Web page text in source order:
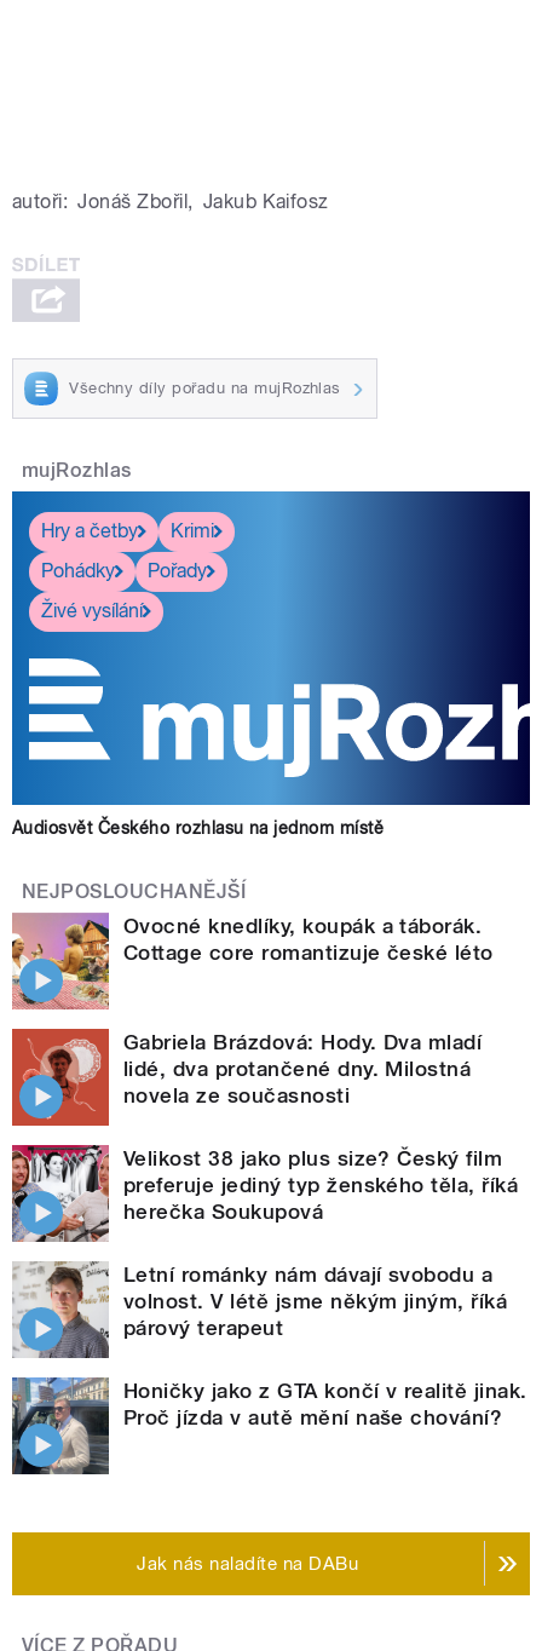
autoři: Jonáš Zbořil , Jakub Kaifosz
Všechny díly pořadu na mujRozhlas
mujRozhlas
Hry a četby
Krimi
Pohádky
Pořady
Živé vysílání
Audiosvět Českého rozhlasu na jednom místě
NEJPOSLOUCHANĚJŠÍ
Ovocné knedlíky, koupák a táborák.
Cottage core romantizuje české léto
Gabriela Brázdová: Hody. Dva mladí
lidé, dva protančené dny. Milostná
novela ze současnosti
Velikost 38 jako plus size? Český film
preferuje jediný typ ženského těla, říká
herečka Soukupová
Letní románky nám dávají svobodu a
volnost. V létě jsme někým jiným, říká
párový terapeut
Honičky jako z GTA končí v realitě jinak.
Proč jízda v autě mění naše chování?
Jak nás naladíte na DABu
VÍCE Z POŘADU